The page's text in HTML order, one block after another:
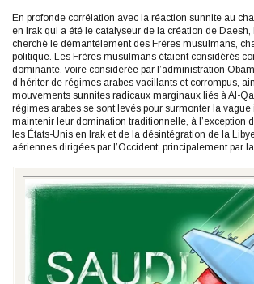
En profonde corrélation avec la réaction sunnite au
en Irak qui a été le catalyseur de la création de
cherché le démantèlement des Frères musulmans,
politique. Les Frères musulmans étaient considérés
dominante, voire considérée par l’administration
d’hériter de régimes arabes vacillants et corrompus,
mouvements sunnites radicaux marginaux liés à Al-
régimes arabes se sont levés pour surmonter la
maintenir leur domination traditionnelle, à l’exception
les États-Unis en Irak et de la désintégration de la
aériennes dirigées par l’Occident, principalement par